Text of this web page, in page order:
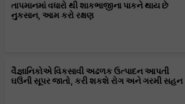
તાપમાનમાં વધારો થી શાકભાજીના પાકને થાય છે
નુકસાન, આમ કરો રક્ષણ
વૈજ્ઞાનિકોએ વિકસાવી અઢળક ઉત્પાદન આપતી
ઘઉંની સૂપર જાતો, કરી શકશે રોગ અને ગરમી સહન